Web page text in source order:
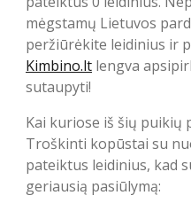
mėgstamų Lietuvos
peržiūrėkite leidinius ir
Kimbino.lt lengva
sutaupyti!
Kai kuriose iš šių puikių
Troškinti kopūstai su
pateiktus leidinius, kad
geriausią pasiūlymą: